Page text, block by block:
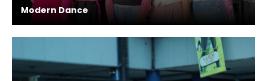
Modern Dance